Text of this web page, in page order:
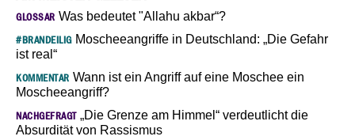
GLOSSAR Was bedeutet "Allahu akbar“?
#BRANDEILIGMoscheeangriffe in Deutschland: „Die Gefahr
ist real“
KOMMENTAR Wann ist ein Angriff auf eine Moschee ein
Moscheeangriff?
NACHGEFRAGT„Die Grenze am Himmel“ verdeutlicht die
Absurdität von Rassismus